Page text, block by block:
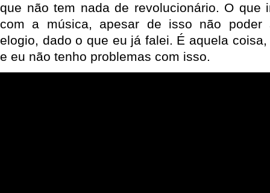
que não tem nada de revolucionário. O que
com a música, apesar de isso não poder
elogio, dado o que eu já falei. É aquela
e eu não tenho problemas com isso.